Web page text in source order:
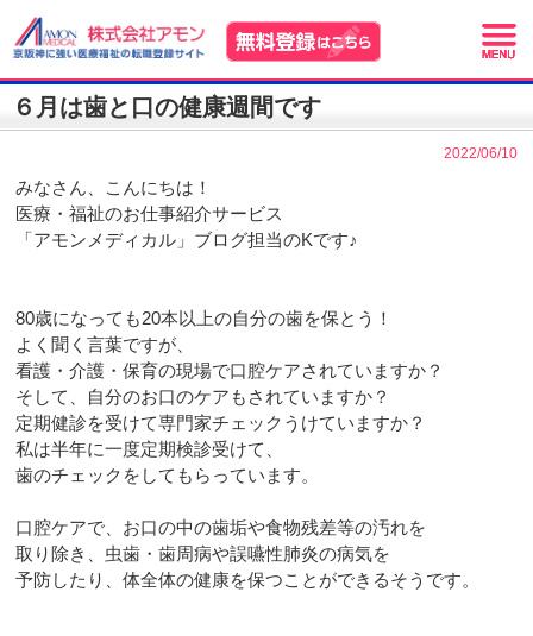
６月は歯と口の健康週間です
2022/06/10
みなさん、こんにちは！
医療・福祉のお仕事紹介サービス
「アモンメディカル」ブログ担当のKです♪
80歳になっても20本以上の自分の歯を保とう！
よく聞く言葉ですが、
看護・介護・保育の現場で口腔ケアされていますか？
そして、自分のお口のケアもされていますか？
定期健診を受けて専門家チェックうけていますか？
私は半年に一度定期検診受けて、
歯のチェックをしてもらっています。
口腔ケアで、お口の中の歯垢や食物残差等の汚れを
取り除き、虫歯・歯周病や誤嚥性肺炎の病気を
予防したり、体全体の健康を保つことができるそうです。